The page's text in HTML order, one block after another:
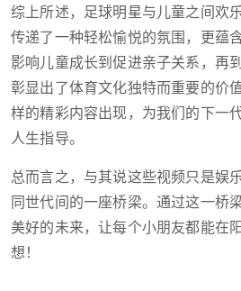
综上所述，足球明星与儿童之间欢
传递了一种轻松愉悦的氛围，更蕴
影响儿童成长到促进亲子关系，再
彰显出了体育文化独特而重要的价
样的精彩内容出现，为我们的下一
人生指导。
总而言之，与其说这些视频只是娱
同世代间的一座桥梁。通过这一桥
美好的未来，让每个小朋友都能在
想！